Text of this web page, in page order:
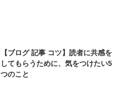
【ブログ 記事 コツ】読者に共感を
してもらうために、気をつけたい5
つのこと